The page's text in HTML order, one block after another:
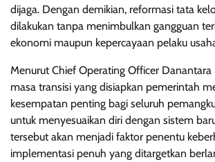
dijaga. Dengan demikian, reformasi tata
dilakukan tanpa menimbulkan gangguan
ekonomi maupun kepercayaan pelaku
Menurut Chief Operating Officer Danantara
masa transisi yang disiapkan pemerintah
kesempatan penting bagi seluruh
untuk menyesuaikan diri dengan sistem
tersebut akan menjadi faktor penentu
implementasi penuh yang ditargetkan